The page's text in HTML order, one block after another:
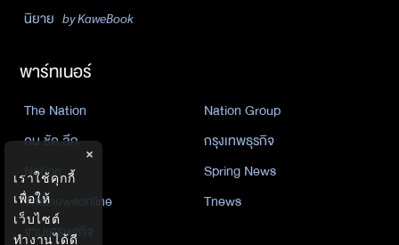
นิยาย by KaweBook
พาร์ทเนอร์
The Nation
Nation Group
คม ชัด ลึก
กรุงเทพธุรกิจ
Nation
Spring News
Thainewsonline
Tnews
ฐานเศรษฐกิจ
×
เราใช้คุกกี้
เพื่อให้
เว็บไซต์
ทำงานได้ดี